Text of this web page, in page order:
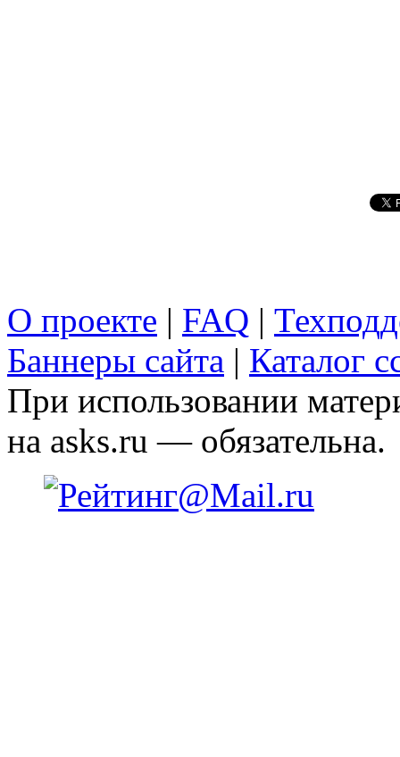
О проекте | FAQ |
Баннеры сайта | Каталог
При использовании
на asks.ru — обязательна.